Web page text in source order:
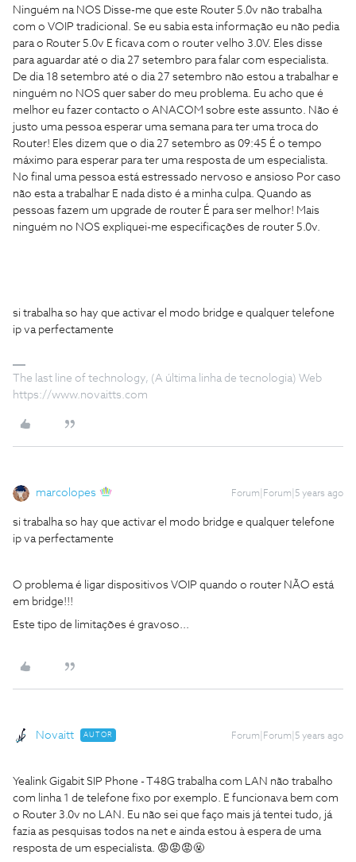
Ninguém na NOS Disse-me que este Router 5.0v não trabalha
com o VOIP tradicional. Se eu sabia esta informação eu não pedia
para o Router 5.0v E ficava com o router velho 3.0V. Eles disse
para aguardar até o dia 27 setembro para falar com especialista.
De dia 18 setembro até o dia 27 setembro não estou a trabalhar e
ninguém no NOS quer saber do meu problema. Eu acho que é
melhor eu fazer contacto o ANACOM sobre este assunto. Não é
justo uma pessoa esperar uma semana para ter uma troca do
Router! Eles dizem que o dia 27 setembro as 09:45 É o tempo
máximo para esperar para ter uma resposta de um especialista.
No final uma pessoa está estressado nervoso e ansioso Por caso
não esta a trabalhar E nada disto é a minha culpa. Quando as
pessoas fazem um upgrade de router É para ser melhor! Mais
ninguém no NOS expliquei-me especificações de router 5.0v.
si trabalha so hay que activar el modo bridge e qualquer telefone
ip va perfectamente
The last line of technology, (A última linha de tecnologia) Web
https://www.novaitts.com
marcolopes Forum|Forum|5 years ago
si trabalha so hay que activar el modo bridge e qualquer telefone
ip va perfectamente
O problema é ligar dispositivos VOIP quando o router NÃO está
em bridge!!!
Este tipo de limitações é gravoso...
Novaitt AUTOR Forum|Forum|5 years ago
Yealink Gigabit SIP Phone - T48G trabalha com LAN não trabalho
com linha 1 de telefone fixo por exemplo. E funcionava bem com
o Router 3.0v no LAN. Eu não sei que faço mais já tentei tudo, já
fazia as pesquisas todos na net e ainda estou à espera de uma
resposta de um especialista. 😡😡😡🤬